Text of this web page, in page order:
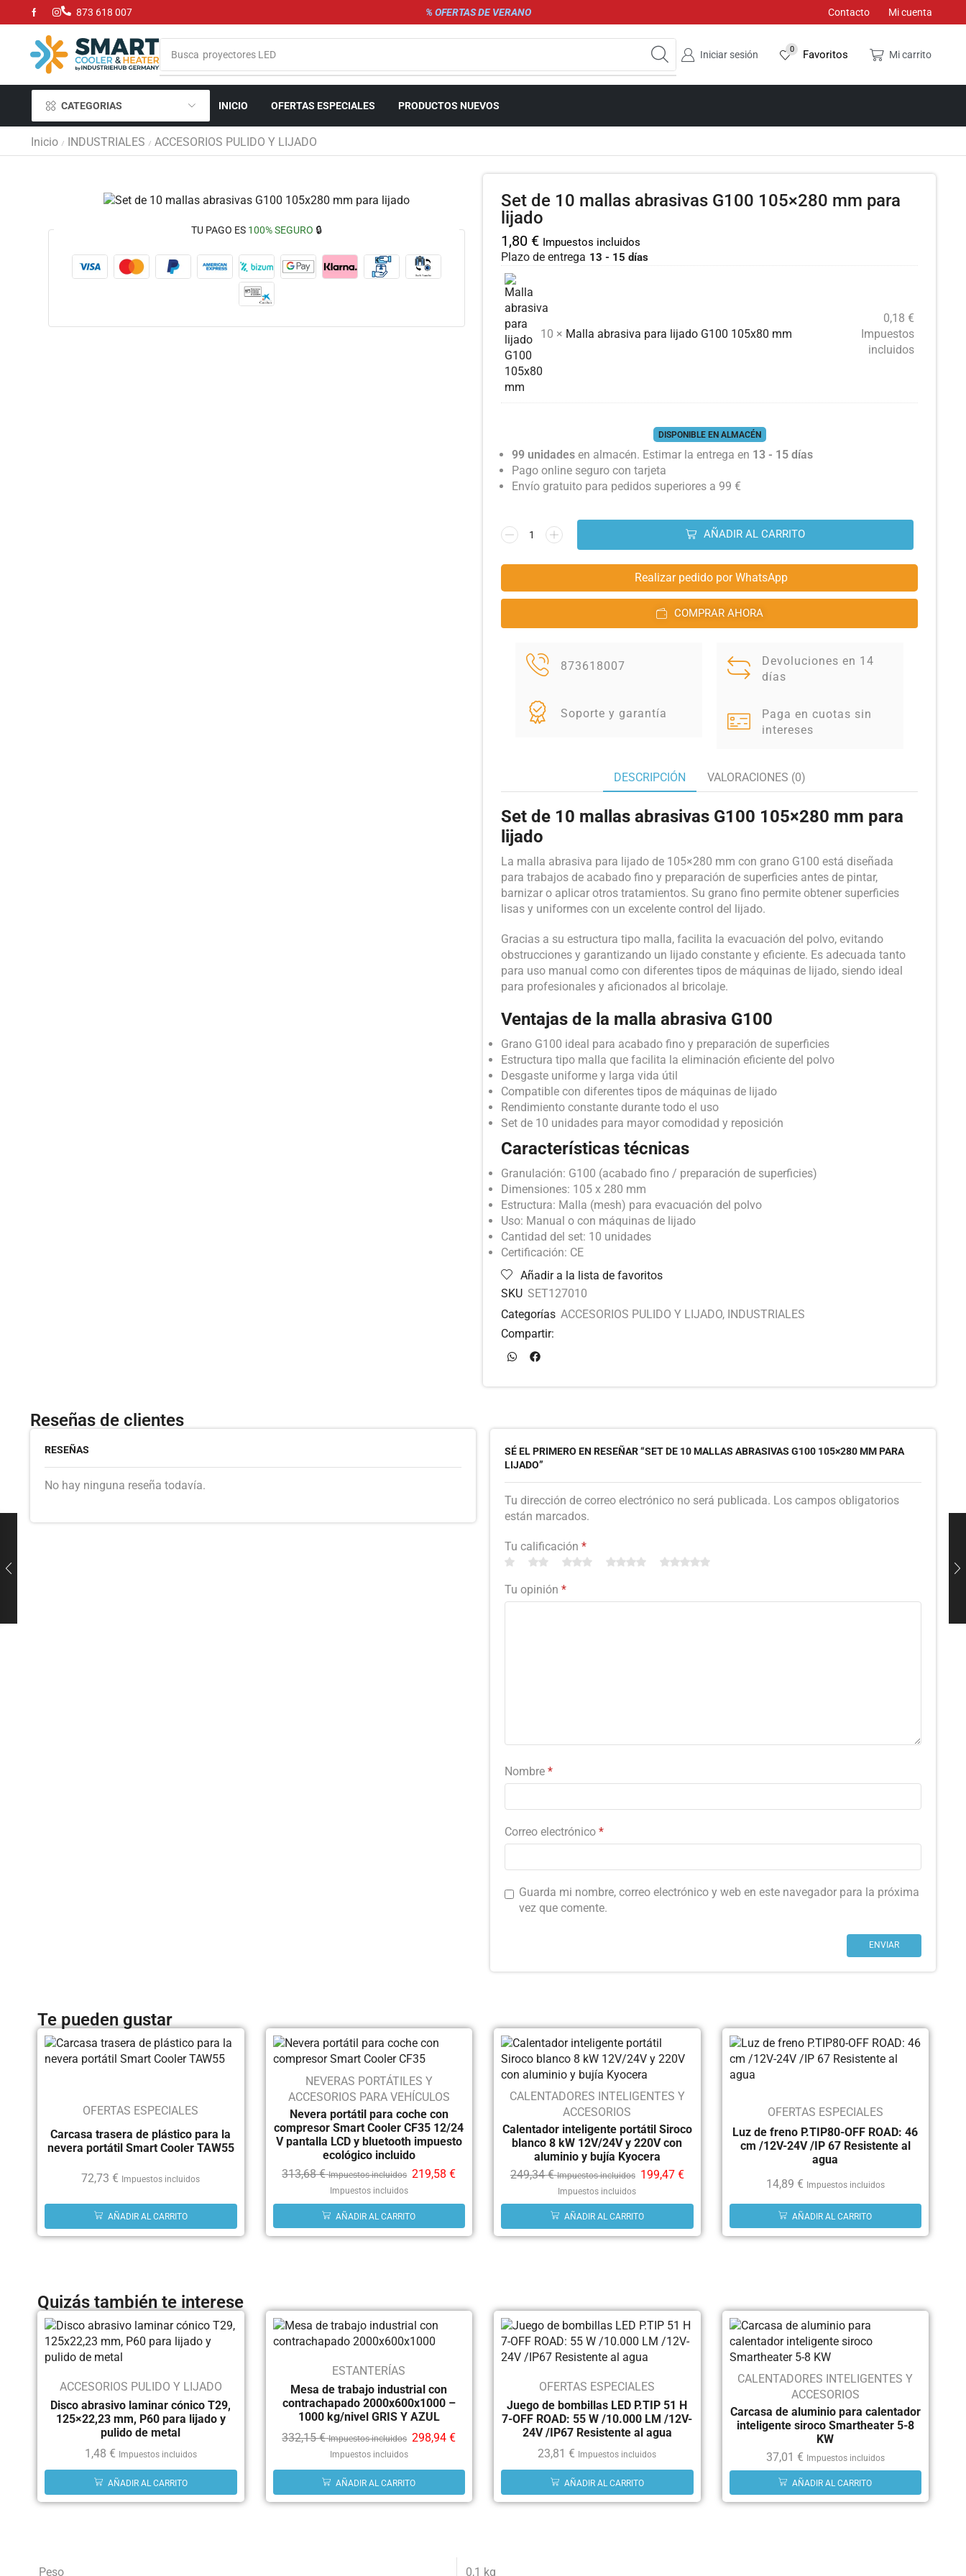
873 618 007 % OFERTAS DE VERANO Contacto Mi cuenta
Busca parrillas de gas y carbón Iniciar sesión 0 Favoritos Mi carrito
CATEGORIAS INICIO OFERTAS ESPECIALES PRODUCTOS NUEVOS
Inicio / INDUSTRIALES / ACCESORIOS PULIDO Y LIJADO
TU PAGO ES 100% SEGURO 🔒
Set de 10 mallas abrasivas G100 105×280 mm para
lijado
1,80 € Impuestos incluidos
Plazo de entrega 13 - 15 días
10 × Malla abrasiva para lijado G100 105x80 mm
0,18 €
Impuestos
incluidos
DISPONIBLE EN ALMACÉN
99 unidades en almacén. Estimar la entrega en 13 - 15 días
Pago online seguro con tarjeta
Envío gratuito para pedidos superiores a 99 €
AÑADIR AL CARRITO
Realizar pedido por WhatsApp
COMPRAR AHORA
873618007
Soporte y garantía
Devoluciones en 14
días
Paga en cuotas sin
intereses
DESCRIPCIÓN VALORACIONES (0)
Set de 10 mallas abrasivas G100 105×280 mm para
lijado
La malla abrasiva para lijado de 105×280 mm con grano G100 está diseñada
para trabajos de acabado fino y preparación de superficies antes de pintar,
barnizar o aplicar otros tratamientos. Su grano fino permite obtener superficies
lisas y uniformes con un excelente control del lijado.
Gracias a su estructura tipo malla, facilita la evacuación del polvo, evitando
obstrucciones y garantizando un lijado constante y eficiente. Es adecuada tanto
para uso manual como con diferentes tipos de máquinas de lijado, siendo ideal
para profesionales y aficionados al bricolaje.
Ventajas de la malla abrasiva G100
Grano G100 ideal para acabado fino y preparación de superficies
Estructura tipo malla que facilita la eliminación eficiente del polvo
Desgaste uniforme y larga vida útil
Compatible con diferentes tipos de máquinas de lijado
Rendimiento constante durante todo el uso
Set de 10 unidades para mayor comodidad y reposición
Características técnicas
Granulación: G100 (acabado fino / preparación de superficies)
Dimensiones: 105 x 280 mm
Estructura: Malla (mesh) para evacuación del polvo
Uso: Manual o con máquinas de lijado
Cantidad del set: 10 unidades
Certificación: CE
Añadir a la lista de favoritos
SKU SET127010
Categorías ACCESORIOS PULIDO Y LIJADO, INDUSTRIALES
Compartir:
Reseñas de clientes
RESEÑAS
No hay ninguna reseña todavía.
SÉ EL PRIMERO EN RESEÑAR “SET DE 10 MALLAS ABRASIVAS G100 105×280 MM PARA
LIJADO”
Tu dirección de correo electrónico no será publicada. Los campos obligatorios
están marcados.
Tu calificación *
Tu opinión *
Nombre *
Correo electrónico *
Guarda mi nombre, correo electrónico y web en este navegador para la próxima
vez que comente.
Te pueden gustar
OFERTAS ESPECIALES
Carcasa trasera de plástico para la
nevera portátil Smart Cooler TAW55
72,73€ Impuestos incluidos
AÑADIR AL CARRITO
NEVERAS PORTÁTILES Y
ACCESORIOS PARA VEHÍCULOS
Nevera portátil para coche con
compresor Smart Cooler CF35 12/24
V pantalla LCD y bluetooth impuesto
ecológico incluido
313,68€ Impuestos incluidos 219,58€
Impuestos incluidos
AÑADIR AL CARRITO
CALENTADORES INTELIGENTES Y
ACCESORIOS
Calentador inteligente portátil Siroco
blanco 8 kW 12V/24V y 220V con
aluminio y bujía Kyocera
249,34€ Impuestos incluidos 199,47 €
Impuestos incluidos
AÑADIR AL CARRITO
OFERTAS ESPECIALES
Luz de freno P.TIP80-OFF ROAD: 46
cm /12V-24V /IP 67 Resistente al
agua
14,89 € Impuestos incluidos
AÑADIR AL CARRITO
Quizás también te interese
ACCESORIOS PULIDO Y LIJADO
Disco abrasivo laminar cónico T29,
125×22,23 mm, P60 para lijado y
pulido de metal
1,48 € Impuestos incluidos
AÑADIR AL CARRITO
ESTANTERÍAS
Mesa de trabajo industrial con
contrachapado 2000x600x1000 –
1000 kg/nivel GRIS Y AZUL
332,15€ Impuestos incluidos 298,94€
Impuestos incluidos
AÑADIR AL CARRITO
OFERTAS ESPECIALES
Juego de bombillas LED P.TIP 51 H
7-OFF ROAD: 55 W /10.000 LM /12V-
24V /IP67 Resistente al agua
23,81€ Impuestos incluidos
AÑADIR AL CARRITO
CALENTADORES INTELIGENTES Y
ACCESORIOS
Carcasa de aluminio para calentador
inteligente siroco Smartheater 5-8
KW
37,01 € Impuestos incluidos
AÑADIR AL CARRITO
Peso 0,1 kg